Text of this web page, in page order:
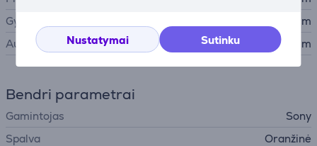
Nustatymai Sutinku
Gylis
7,6 cm
Aukštis
7,7 cm
Bendri parametrai
Gamintojas
Sony
Spalva
Oranžinė